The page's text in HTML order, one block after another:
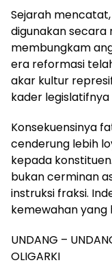
Sejarah
digunakan secara
membungkam
era reformasi
akar kultur
kader
Konsekuensinya
cenderung lebih
kepada
bukan cerminan
instruksi fraksi.
kemewahan yang
UNDANG –
OLIGARKI